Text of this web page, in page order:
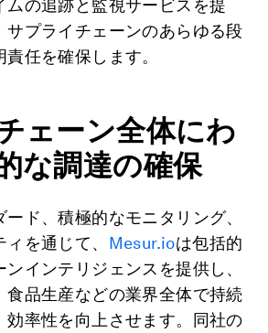
ムの追跡と監視サービスを提
サプライチェーンのあらゆる段
任を確保します。
ェーン全体にわ
な調達の確保
ド、積極的なモニタリング、
を通じて、 Mesur.ioは包括的
インテリジェンスを提供し、
食品生産などの業界全体で持続
効率性を向上させます。同社の